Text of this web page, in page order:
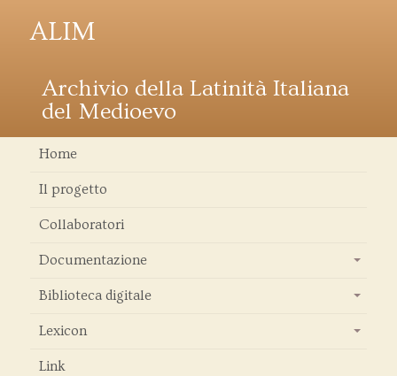
ALIM
Archivio della Latinità Italiana
del Medioevo
Home
Il progetto
Collaboratori
Documentazione
Biblioteca digitale
Lexicon
Link